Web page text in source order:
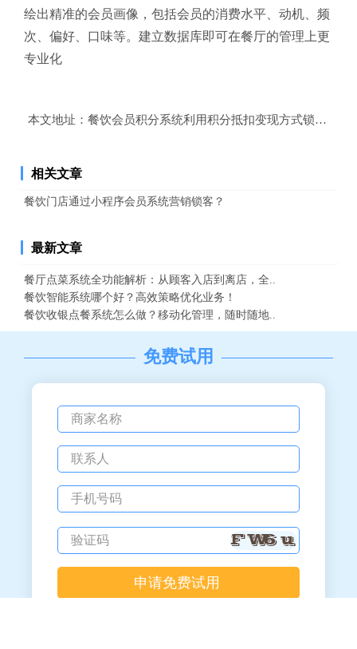
绘出精准的会员画像，包括会员的消费水平、动机、频
次、偏好、口味等。建立数据库即可在餐厅的管理上更
专业化
本文地址： 餐饮会员积分系统利用积分抵扣变现方式锁客？
相关文章
餐饮门店通过小程序会员系统营销锁客？
最新文章
餐厅点菜系统全功能解析：从顾客入店到离店，全..
餐饮智能系统哪个好？高效策略优化业务！
餐饮收银点餐系统怎么做？移动化管理，随时随地..
免费试用